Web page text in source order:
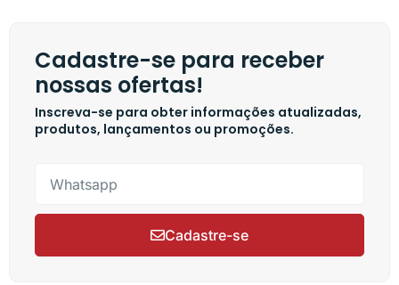
Cadastre-se para receber
nossas ofertas!
Inscreva-se para obter informações atualizadas,
produtos, lançamentos ou promoções.
Cadastre-se